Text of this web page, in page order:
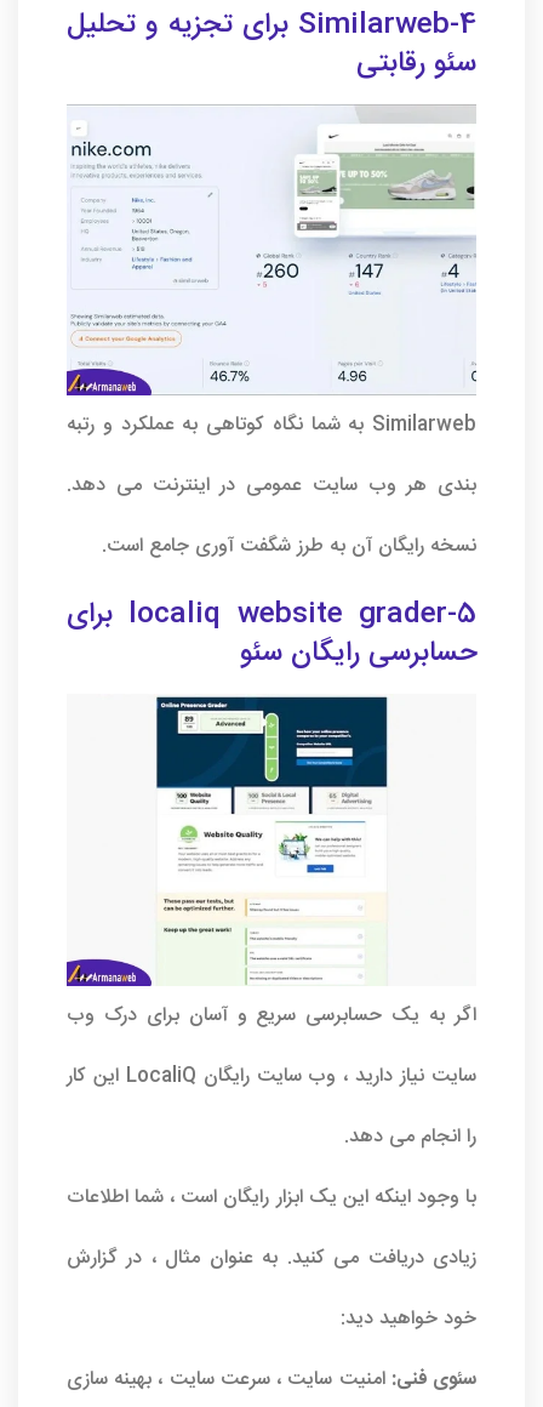
4-Similarweb برای تجزیه و تحلیل
سئو رقابتی
Similarweb به شما نگاه کوتاهی به عملکرد و رتبه
بندی هر وب سایت عمومی در اینترنت می دهد.
نسخه رایگان آن به طرز شگفت آوری جامع است.
5-localiq website grader برای
حسابرسی رایگان سئو
اگر به یک حسابرسی سریع و آسان برای درک وب
سایت نیاز دارید ، وب سایت رایگان LocaliQ این کار
را انجام می دهد.
با وجود اینکه این یک ابزار رایگان است ، شما اطلاعات
زیادی دریافت می کنید. به عنوان مثال ، در گزارش
خود خواهید دید:
سئوی فنی: امنیت سایت ، سرعت سایت ، بهینه سازی